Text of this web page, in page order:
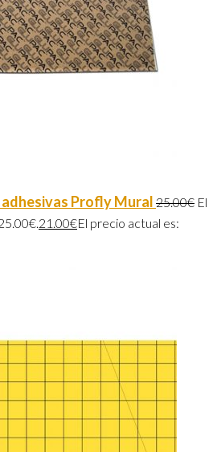
adhesivas Profly Mural 25.00€ El
21.00€El precio actual es: